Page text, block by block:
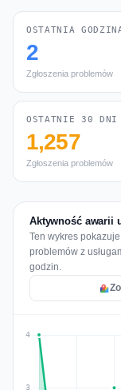
OSTATNIA
2
Zgłoszenia problemów
OSTATNIE 30 DNI
1,257
Zgłoszenia problemów
Aktywność awarii
Ten wykres
problemów z
godzin.